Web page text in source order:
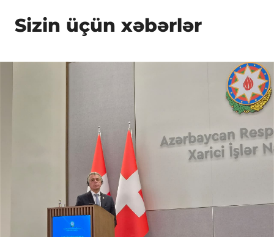
Sizin üçün xəbərlər